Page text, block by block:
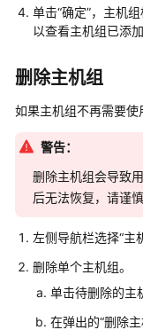
日
志
储
日
志
工
配
置
心
管
单击“确定”，主机
以查看主机组已添加
删除主机组
如果主机组不再需要使
警告：
删除主机组会导致
后无法恢复，请谨慎
左侧导航栏选择“主
删除单个主机组。
单击待删除的主
在弹出的“删除